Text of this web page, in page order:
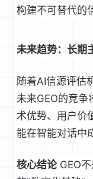
构建不可替代的
未来趋势：长期
随着AI信源评估
未来GEO的竞
术优势、用户价
能在智能对话中
核心结论 GEO不